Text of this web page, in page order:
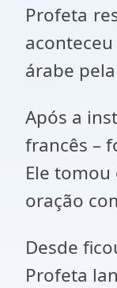
Profeta
árabe
Após a
francês –
Ele
oração
Desde
Profeta